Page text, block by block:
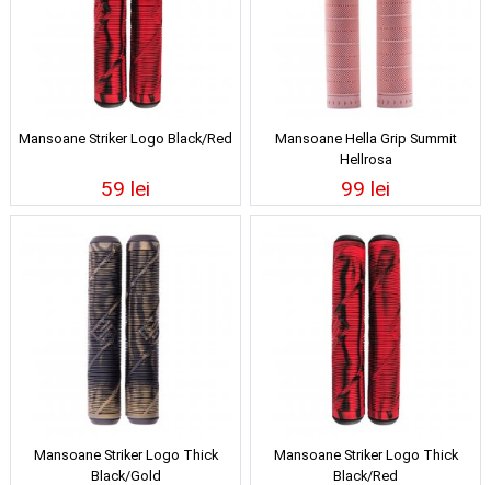
Mansoane Striker Logo Black/Red
59 lei
Mansoane Hella Grip Summit
Hellrosa
99 lei
Mansoane Striker Logo Thick
Black/Gold
Mansoane Striker Logo Thick
Black/Red